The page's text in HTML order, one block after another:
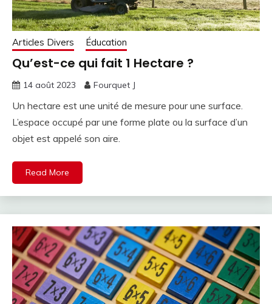
Articles Divers Éducation
Qu’est-ce qui fait 1 Hectare ?
14 août 2023 Fourquet J
Un hectare est une unité de mesure pour une surface.
L’espace occupé par une forme plate ou la surface d’un
objet est appelé son aire.
Read More